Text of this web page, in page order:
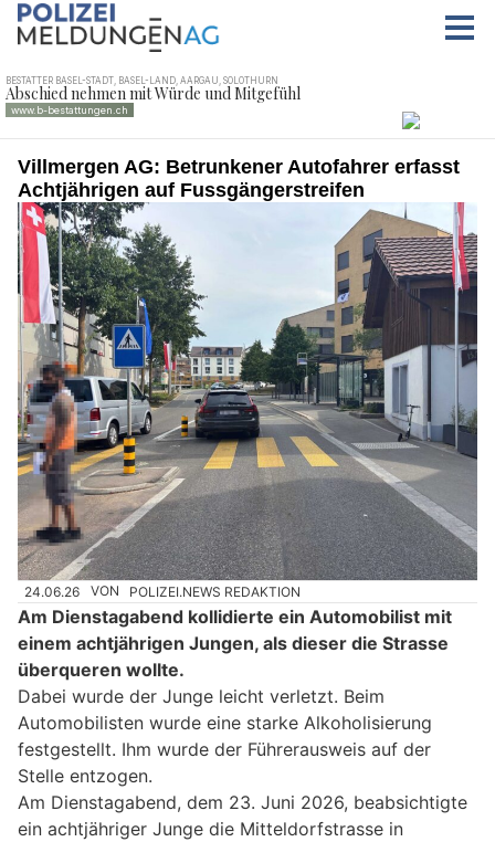
Villmergen AG: Betrunkener Autofahrer erfasst
Achtjährigen auf Fussgängerstreifen
24.06.26 VON POLIZEI.NEWS REDAKTION
Am Dienstagabend kollidierte ein Automobilist mit
einem achtjährigen Jungen, als dieser die Strasse
überqueren wollte.
Dabei wurde der Junge leicht verletzt. Beim
Automobilisten wurde eine starke Alkoholisierung
festgestellt. Ihm wurde der Führerausweis auf der
Stelle entzogen.
Am Dienstagabend, dem 23. Juni 2026, beabsichtigte
ein achtjähriger Junge die Mitteldorfstrasse in